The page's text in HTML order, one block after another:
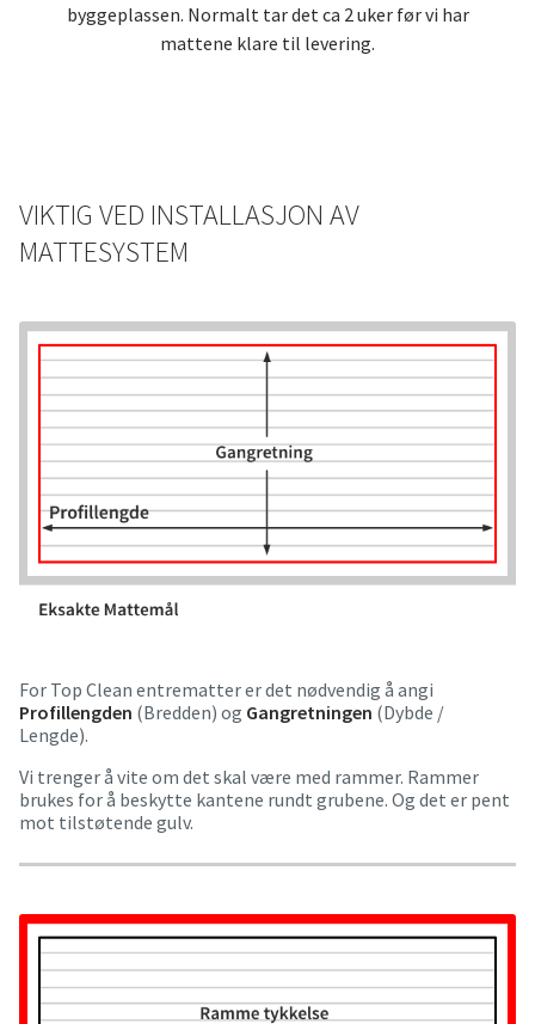
byggeplassen. Normalt tar det ca 2 uker før vi har
mattene klare til levering.
VIKTIG VED INSTALLASJON AV
MATTESYSTEM
For Top Clean entrematter er det nødvendig å angi
Profillengden (Bredden) og Gangretningen (Dybde /
Lengde).
Vi trenger å vite om det skal være med rammer. Rammer
brukes for å beskytte kantene rundt grubene. Og det er pent
mot tilstøtende gulv.